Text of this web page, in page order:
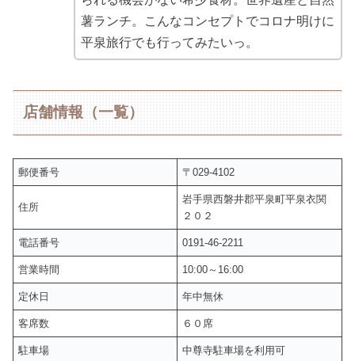
薯ランチ。こんなコンセプトでコロナ明けに
平泉旅行でも行ってみたいっ。
店舗情報（一覧）
郵便番号 〒029-4102
住所
岩手県西磐井郡平泉町平泉衣関
２０２
電話番号 0191-46-2211
営業時間 10:00～16:00
定休日 年中無休
客席数 ６０席
駐車場 中尊寺駐車場を利用可